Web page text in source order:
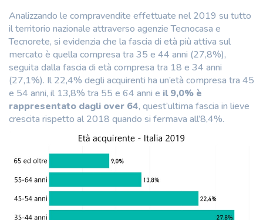
Analizzando le compravendite effettuate nel 2019 su tutto
il territorio nazionale attraverso agenzie Tecnocasa e
Tecnorete, si evidenzia che la fascia di età più attiva sul
mercato è quella compresa tra 35 e 44 anni (27,8%),
seguita dalla fascia di età compresa tra 18 e 34 anni
(27,1%). Il 22,4% degli acquirenti ha un’età compresa tra 45
e 54 anni, il 13,8% tra 55 e 64 anni e il 9,0% è
rappresentato dagli over 64, quest’ultima fascia in lieve
crescita rispetto al 2018 quando si fermava all’8,4%.